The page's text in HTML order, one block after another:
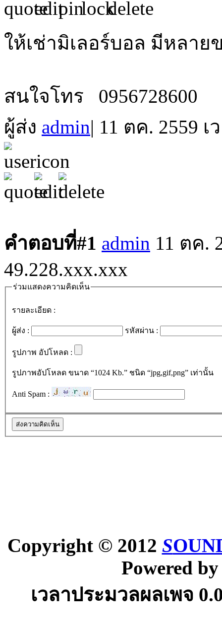
ให้เช่ามิเลอร์บอล มีหลาย
สนใจโทร 0956728600
ผู้ส่ง admin| 11 ตค. 2559 เ
คำตอบที่#1 admin 11 ตค.
49.228.xxx.xxx
ร่วมแสดงความคิดเห็น
รายละเอียด :
ผู้ส่ง : รหัสผ่าน :
รูปภาพ อัปโหลด :
รูปภาพอัปโหลด ขนาด “1024 Kb.” ชนิด “jpg,gif,png” เท่านั้น
Anti Spam :
Copyright © 2012 S
Powered
เวลาประมวลผลเพจ